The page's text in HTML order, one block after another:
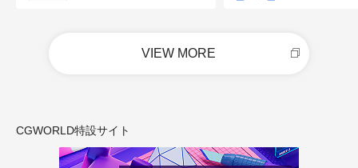
VIEW MORE
CGWORLD特設サイト